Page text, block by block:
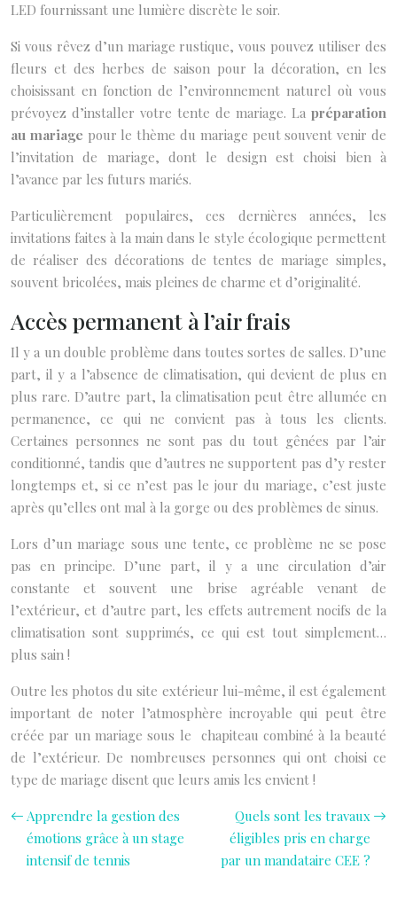
LED fournissant une lumière discrète le soir.
Si vous rêvez d’un mariage rustique, vous pouvez utiliser des
fleurs et des herbes de saison pour la décoration, en les
choisissant en fonction de l’environnement naturel où vous
prévoyez d’installer votre tente de mariage. La préparation
au mariage pour le thème du mariage peut souvent venir de
l’invitation de mariage, dont le design est choisi bien à
l’avance par les futurs mariés.
Particulièrement populaires, ces dernières années, les
invitations faites à la main dans le style écologique permettent
de réaliser des décorations de tentes de mariage simples,
souvent bricolées, mais pleines de charme et d’originalité.
Accès permanent à l’air frais
Il y a un double problème dans toutes sortes de salles. D’une
part, il y a l’absence de climatisation, qui devient de plus en
plus rare. D’autre part, la climatisation peut être allumée en
permanence, ce qui ne convient pas à tous les clients.
Certaines personnes ne sont pas du tout gênées par l’air
conditionné, tandis que d’autres ne supportent pas d’y rester
longtemps et, si ce n’est pas le jour du mariage, c’est juste
après qu’elles ont mal à la gorge ou des problèmes de sinus.
Lors d’un mariage sous une tente, ce problème ne se pose
pas en principe. D’une part, il y a une circulation d’air
constante et souvent une brise agréable venant de
l’extérieur, et d’autre part, les effets autrement nocifs de la
climatisation sont supprimés, ce qui est tout simplement…
plus sain !
Outre les photos du site extérieur lui-même, il est également
important de noter l’atmosphère incroyable qui peut être
créée par un mariage sous le chapiteau combiné à la beauté
de l’extérieur. De nombreuses personnes qui ont choisi ce
type de mariage disent que leurs amis les envient !
Apprendre la gestion des
émotions grâce à un stage
intensif de tennis
Quels sont les travaux
éligibles pris en charge
par un mandataire CEE ?